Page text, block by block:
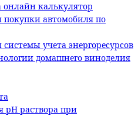
калькулятор
покупки автомобиля по
учета энергоресурсов
домашнего виноделия
pH раствора при